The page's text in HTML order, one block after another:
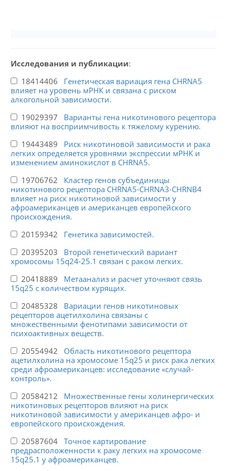
Исследования и публикации:
18414406 Генетическая вариация гена CHRNA5
влияет на уровень мРНК и связана с риском
алкогольной зависимости.
19029397 Варианты гена никотинового рецептора
влияют на восприимчивость к тяжелому курению.
19443489 Риск никотиновой зависимости и рака
легких определяется уровнями экспрессии мРНК и
изменением аминокислот в CHRNA5.
19706762 Кластер генов субъединицы
никотинового рецептора CHRNA5-CHRNA3-CHRNB4
влияет на риск никотиновой зависимости у
афроамериканцев и американцев европейского
происхождения.
20159342 Генетика зависимостей.
20395203 Второй генетический вариант
хромосомы 15q24-25.1 связан с раком легких.
20418889 Метаанализ и расчет уточняют связь
15q25 с количеством курящих.
20485328 Вариации генов никотиновых
рецепторов ацетилхолина связаны с
множественными фенотипами зависимости от
психоактивных веществ.
20554942 Область никотинового рецептора
ацетилхолина на хромосоме 15q25 и риск рака легких
среди афроамериканцев: исследование «случай-
контроль».
20584212 Множественные гены холинергических
никотиновых рецепторов влияют на риск
никотиновой зависимости у американцев афро- и
европейского происхождения.
20587604 Точное картирование
предрасположенности к раку легких на хромосоме
15q25.1 у афроамериканцев.